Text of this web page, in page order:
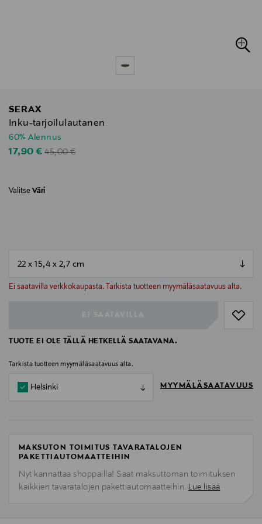
SERAX
Inku-tarjoilulautanen
60% Alennus
Discounted Price
17,90 €Original Price
45,00 €
Valitse Väri
Ei saatavilla verkkokaupasta. Tarkista tuotteen myymäläsaatavuus alta.
null
TUOTE EI OLE TÄLLÄ HETKELLÄ SAATAVANA.
Tarkista tuotteen myymäläsaatavuus alta.
Helsinki MYYMÄLÄSAATAVUUS
MAKSUTON TOIMITUS TAVARATALOJEN
PAKETTIAUTOMAATTEIHIN
Nyt kannattaa shoppailla! Saat maksuttoman toimituksen
kaikkien tavaratalojen pakettiautomaatteihin. Lue lisää